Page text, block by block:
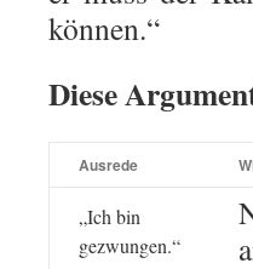
können.“
Diese
Ausrede
„Ich bin
gezwungen.“